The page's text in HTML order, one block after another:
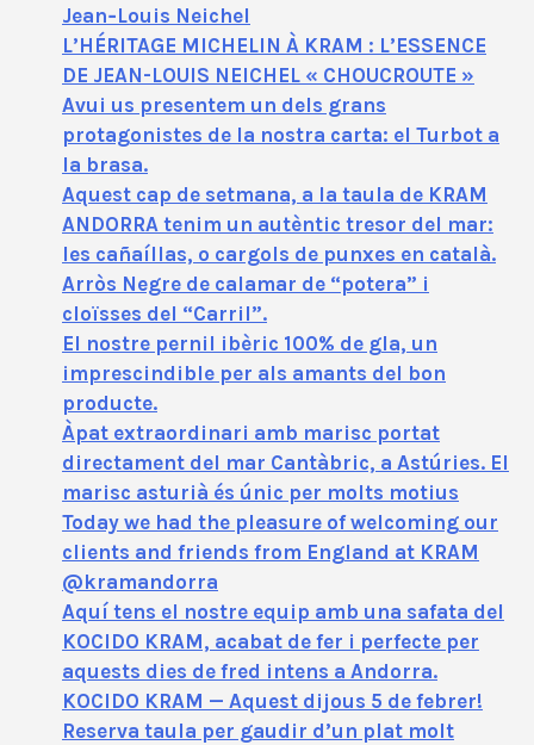
Jean‑Louis Neichel
L’HÉRITAGE MICHELIN À KRAM : L’ESSENCE
DE JEAN-LOUIS NEICHEL « CHOUCROUTE »
Avui us presentem un dels grans
protagonistes de la nostra carta: el Turbot a
la brasa.
Aquest cap de setmana, a la taula de KRAM
ANDORRA tenim un autèntic tresor del mar:
les cañaíllas, o cargols de punxes en català.
Arròs Negre de calamar de “potera” i
cloïsses del “Carril”.
El nostre pernil ibèric 100% de gla, un
imprescindible per als amants del bon
producte.
Àpat extraordinari amb marisc portat
directament del mar Cantàbric, a Astúries. El
marisc asturià és únic per molts motius
Today we had the pleasure of welcoming our
clients and friends from England at KRAM
@kramandorra
Aquí tens el nostre equip amb una safata del
KOCIDO KRAM, acabat de fer i perfecte per
aquests dies de fred intens a Andorra.
KOCIDO KRAM — Aquest dijous 5 de febrer!
Reserva taula per gaudir d’un plat molt